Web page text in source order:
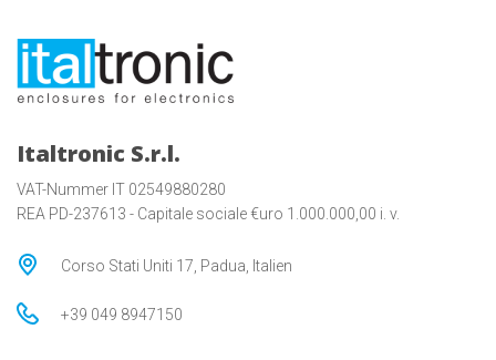
Italtronic S.r.l.
VAT-Nummer IT 02549880280
REA PD-237613 - Capitale sociale €uro 1.000.000,00 i. v.
Corso Stati Uniti 17, Padua, Italien
+39 049 8947150